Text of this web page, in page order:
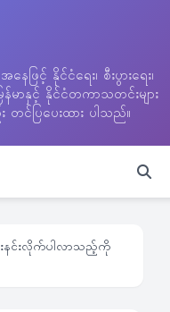
ဖြင့် နိုင်ငံရေး၊ စီးပွားရေး၊
န်မာနှင့် နိုင်ငံတကာသတင်းများ
ပြပေးထား ပါသည်။
းနင်းလိုက်ပါလာသည့်ကို